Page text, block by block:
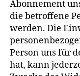
Abonnement
die betroffene
werden. Die
Person uns für
hat, kann